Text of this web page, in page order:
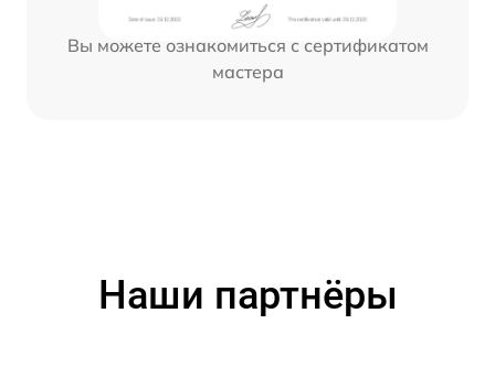
Вы можете ознакомиться с сертификатом
мастера
Наши партнёры